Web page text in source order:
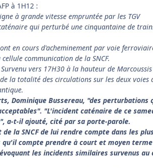
à 1H12 :
à grande vitesse empruntée par les TGV
qui perturbé une cinquantaine de
en cours d'acheminement par voie
communication de la SNCF.
vers 17H30 à la hauteur de
la totalité des circulations sur les deux voies
Dominique Bussereau, "des perturbations
"L'incident caténaire de ce
a-t-il ajouté, cité par sa porte-parole.
la SNCF de lui rendre compte dans les
compte prendre à court et moyen
les incidents similaires survenus au